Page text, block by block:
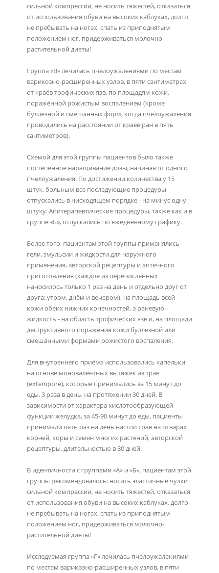
сильной компрессии, не носить тяжестей, отказаться
от использования обуви на высоких каблуках, долго
не пребывать на ногах, спать из приподнятым
положением ног, придерживаться молочно-
растительной диеты!
Группа «В» лечилась пчелоужалениями по местам
варикозно-расширенных узлов, в пяти сантиметрах
от краёв трофических язв, по площадям кожи,
поражённой рожистым воспалением (кроме
буллёзной и смешанных форм, когда пчелоужаления
проводились на расстоянии от краёв ран в пять
сантиметров).
Схемой для этой группы пациентов было также
постепенное наращивание дозы, начиная от одного
пчелоужаления. По достижении количества у 15
штук, больным все последующие процедуры
отпускались в нисходящем порядке - на минус одну
штуку. Апитерапевтические процедуры, также как и в
группе «Б», отпускались по ежедневному графику.
Более того, пациентам этой группы применялись
гели, эмульсии и жидкости для наружного
применения, авторской рецептуры и аптечного
приготовления (каждое из перечисленных
наносилось только 1 раз на день и отдельно друг от
друга: утром, днём и вечером), на площадь всей
кожи обеих нижних конечностей, а раневую
жидкость - на область трофических язв и, на площади
деструктивного поражения кожи буллёзной или
смешанными формами рожистого воспаления.
Для внутреннего приёма использовались капельки
на основе моновалентных вытяжек из трав
(extempore), которые принимались за 15 минут до
еды, 3 раза в день, на протяжении 30 дней. В
зависимости от характера кислотообразующей
функции желудка, за 45-90 минут до еды, пациенты
принимали пять раз на день настои трав на отварах
корней, коры и семян многих растений, авторской
рецептуры, длительностью в 30 дней.
В идентичности с группами «А» и «Б», пациентам этой
группы рекомендовалось: носить эластичные чулки
сильной компрессии, не носить тяжестей, отказаться
от использования обуви на высоких каблуках, долго
не пребывать на ногах, спать из приподнятым
положением ног, придерживаться молочно-
растительной диеты!
Исследуемая группа «Г» лечилась пчелоужалениями
по местам варикозно-расширенных узлов, в пяти